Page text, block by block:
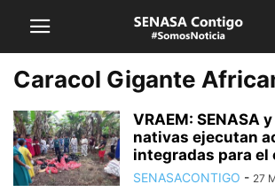
Caracol Gigante
VRAEM: SENASA
nativas ejecutan
integradas para el
SENASACONTIGO - 27